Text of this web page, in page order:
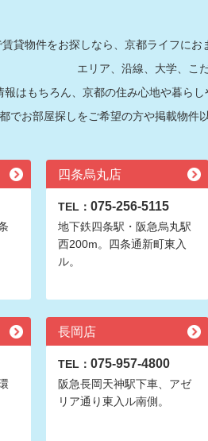
貸物件をお探しなら、京都ライフに
エリア、沿線、大学、こ
報はもちろん、京都の住み心地や暮ら
でお部屋探しをご希望の方や掲載物件
四条烏丸店
TEL： 075-256-5115
地下鉄四条駅・阪急烏丸駅
西200m。四条通新町東入
ル。
長岡店
TEL： 075-957-4800
阪急長岡天神駅下車、アゼ
リア通り東入ル南側。